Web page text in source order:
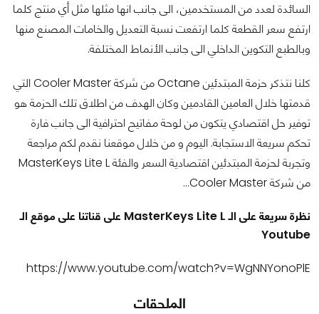
السائدة لعدد من المستخدمين، الى جانب انها مثلها مثل أي منتج كلما
ارتفع سعر القطعة كلما ارتفعت نسبة التعديل والخامات المصنع منها
وبالطبع التكوين الداخلي الى جانب الأنماط المختلفة.
كلنا نتذكر حزمة المبتدئين Octane من شركة Cooler Master التي
قدمتها خلال العامين القادمين وكان الهدف من اطلاق تلك الحزمة هو
توفير حل اقتصادي يتكون من لوحة مفاتيح احترافية الى جانب فارة
تحكم سريعة الاستجابة. اليوم و من خلال موقعنا نقدم لكم مراجعة
وتجربة لحزمة المبتدئين اقتصادية السعر والفئة MasterKeys Lite L
من شركة Cooler Master…
نظرة سريعة على الـ MasterKeys Lite L على قناتنا على موقع الـ
Youtube
https://www.youtube.com/watch?v=WgNNYonoPlE
الملحقات